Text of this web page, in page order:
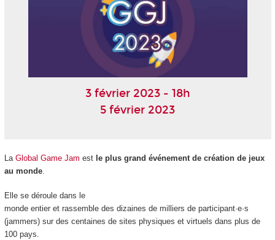
3 février 2023 - 18h
5 février 2023
La Global Game Jam est le plus grand événement de création de jeux
au monde. ​
Elle se déroule dans le
monde entier et rassemble des dizaines de milliers de participant·e·s
(jammers) sur des centaines de sites physiques et virtuels dans plus de
100 pays. ​